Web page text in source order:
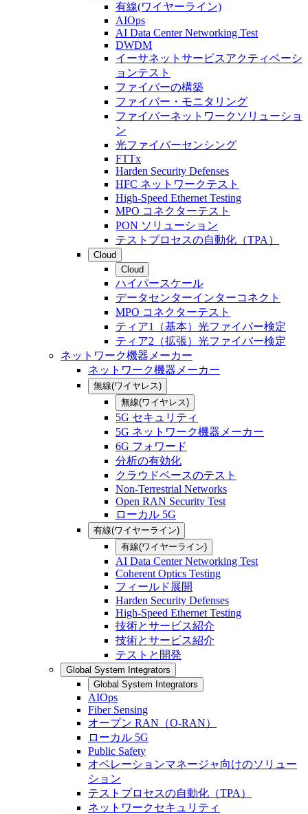
有線(ワイヤーライン)
AIOps
AI Data Center Networking Test
DWDM
イーサネットサービスアクティベーシ
ョンテスト
ファイバーの構築
ファイバー・モニタリング
ファイバーネットワークソリューショ
ン
光ファイバーセンシング
FTTx
Harden Security Defenses
HFC ネットワークテスト
High-Speed Ethernet Testing
MPO コネクターテスト
PON ソリューション
テストプロセスの自動化（TPA）
Cloud
Cloud
ハイパースケール
データセンターインターコネクト
MPO コネクターテスト
ティア1（基本）光ファイバー検定
ティア2（拡張）光ファイバー検定
ネットワーク機器メーカー
ネットワーク機器メーカー
無線(ワイヤレス)
無線(ワイヤレス)
5G セキュリティ
5G ネットワーク機器メーカー
6G フォワード
分析の有効化
クラウドベースのテスト
Non-Terrestrial Networks
Open RAN Security Test
ローカル 5G
有線(ワイヤーライン)
有線(ワイヤーライン)
AI Data Center Networking Test
Coherent Optics Testing
フィールド展開
Harden Security Defenses
High-Speed Ethernet Testing
技術とサービス紹介
技術とサービス紹介
テストと開発
Global System Integrators
Global System Integrators
AIOps
Fiber Sensing
オープン RAN（O-RAN）
ローカル 5G
Public Safety
オペレーションマネージャ向けのソリュー
ション
テストプロセスの自動化（TPA）
ネットワークセキュリティ